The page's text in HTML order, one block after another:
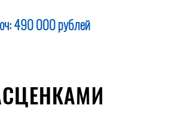
490 000 рублей